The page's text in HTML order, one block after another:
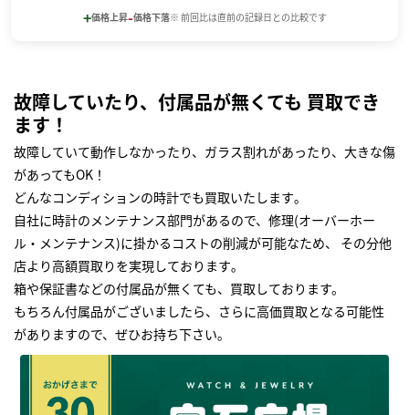
+価格上昇-価格下落※ 前回比は直前の記録日との比較です
故障していたり、付属品が無くても 買取でき
ます！
故障していて動作しなかったり、ガラス割れがあったり、大きな傷
があってもOK！
どんなコンディションの時計でも買取いたします｡
自社に時計のメンテナンス部門があるので、修理(オーバーホー
ル・メンテナンス)に掛かるコストの削減が可能なため、 その分他
店より高額買取りを実現しております｡
箱や保証書などの付属品が無くても、買取しております。
もちろん付属品がございましたら、さらに高価買取となる可能性
がありますので、ぜひお持ち下さい｡